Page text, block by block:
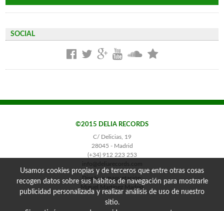
SOCIAL
©2015 DELIA RECORDS
C/ Delicias, 19
28045 - Madrid
(+34) 912 223 253
info@deliarecords.com
Diseño y maquetación:
Miguel Martínez Madrid
Usamos cookies propias y de terceros que entre otras cosas
recogen datos sobre sus hábitos de navegación para mostrarle
publicidad personalizada y realizar análisis de uso de nuestro
sitio.